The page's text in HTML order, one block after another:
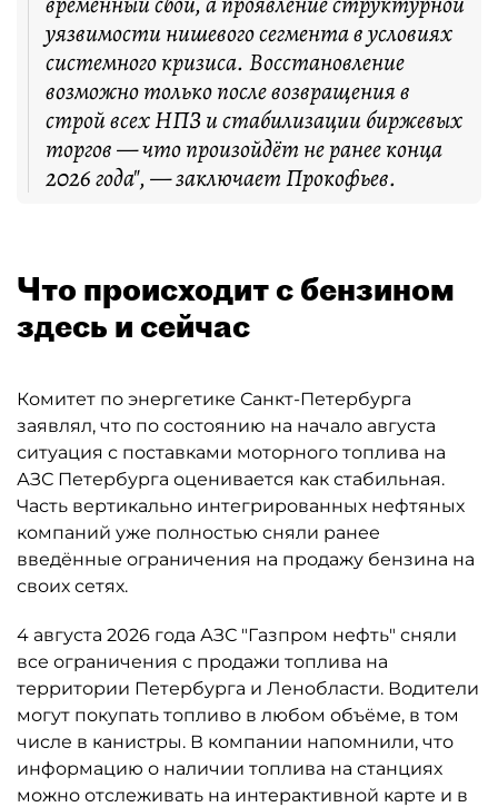
уязвимости нишевого сегмента в условиях
системного кризиса. Восстановление
возможно только после возвращения в
строй всех НПЗ и стабилизации биржевых
торгов — что произойдёт не ранее конца
2026 года", — заключает Прокофьев.
Что происходит с бензином
здесь и сейчас
Комитет по энергетике Санкт-Петербурга
заявлял, что по состоянию на начало августа
ситуация с поставками моторного топлива на
АЗС Петербурга оценивается как стабильная.
Часть вертикально интегрированных нефтяных
компаний уже полностью сняли ранее
введённые ограничения на продажу бензина на
своих сетях.
4 августа 2026 года АЗС "Газпром нефть" сняли
все ограничения с продажи топлива на
территории Петербурга и Ленобласти. Водители
могут покупать топливо в любом объёме, в том
числе в канистры. В компании напомнили, что
информацию о наличии топлива на станциях
можно отслеживать на интерактивной карте и в